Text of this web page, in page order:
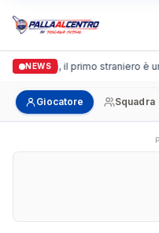
NEWS
Casalguidi, il primo straniero è
Giocatore Squadra